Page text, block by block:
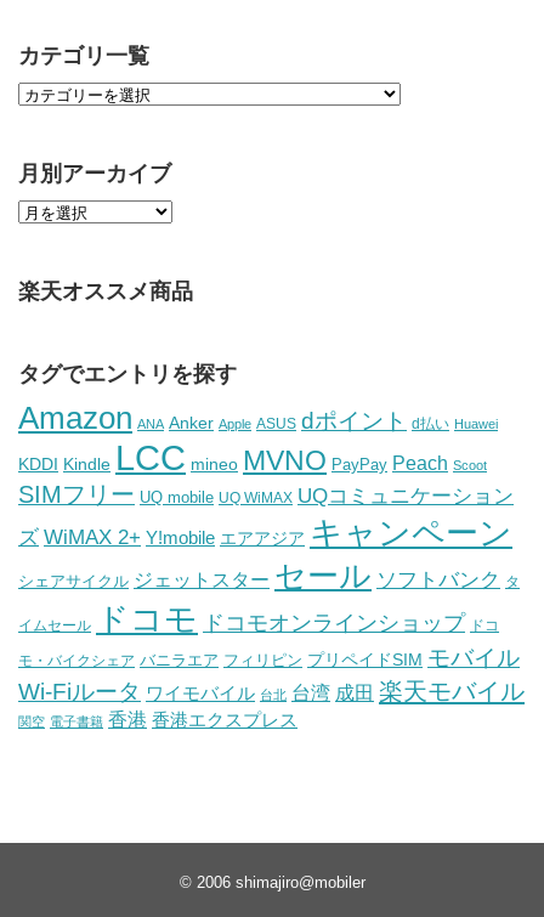
カテゴリ一覧
月別アーカイブ
楽天オススメ商品
タグでエントリを探す
Amazon ANA Anker Apple ASUS dポイント d払い Huawei
KDDI Kindle LCC mineo MVNO PayPay Peach Scoot
SIMフリー UQ mobile UQ WiMAX UQコミュニケーション
ズ WiMAX 2+ Y!mobile エアアジア キャンペーン
シェアサイクル ジェットスター セール ソフトバンク タ
イムセール ドコモ ドコモオンラインショップ ドコ
モ・バイクシェア バニラエア フィリピン プリペイドSIM モバイル
Wi-Fiルータ ワイモバイル 台北 台湾 成田 楽天モバイル
関空 電子書籍 香港 香港エクスプレス
© 2006 shimajiro@mobiler